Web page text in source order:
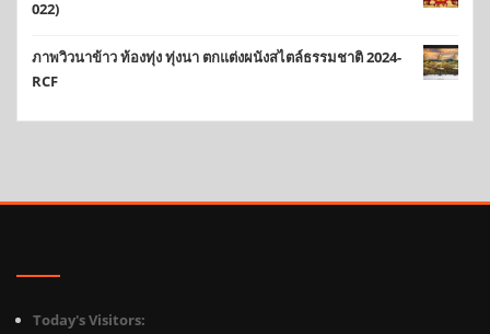
022)
ภาพวิวนาข้าว ท้องทุ่ง ทุ่งนา ตกแต่งผนังสไตล์ธรรมชาติ 2024-
RCF
Today's Visitors: